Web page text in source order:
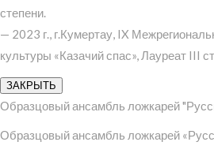
степени.
— 2023 г., г.Кумертау, IX
культуры «Казачий спас», Лауреат III
ЗАКРЫТЬ
Образцовый ансамбль ложкарей
Образцовый ансамбль ложкарей